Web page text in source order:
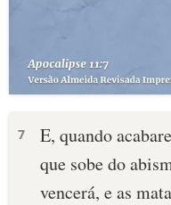
7
E, quando
que sobe do
vencerá, e as